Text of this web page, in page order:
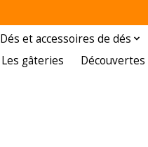
Dés et accessoires de dés
Les gâteries Découvertes